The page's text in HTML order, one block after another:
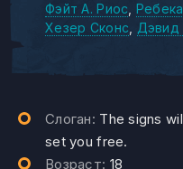
Фэйт А. Риос
Хезер Сконс
Дэвид
Слоган: The signs
set you free.
Возраст: 18